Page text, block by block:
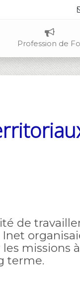
Profession de
de
missions
terme.